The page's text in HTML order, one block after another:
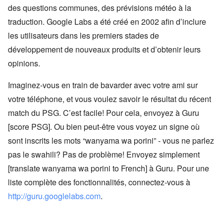
des questions communes, des prévisions météo à la
traduction. Google Labs a été créé en 2002 afin d’inclure
les utilisateurs dans les premiers stades de
développement de nouveaux produits et d’obtenir leurs
opinions.
Imaginez-vous en train de bavarder avec votre ami sur
votre téléphone, et vous voulez savoir le résultat du récent
match du PSG. C’est facile! Pour cela, envoyez à Guru
[score PSG]. Ou bien peut-être vous voyez un signe où
sont inscrits les mots “wanyama wa porini” - vous ne parlez
pas le swahili? Pas de problème! Envoyez simplement
[translate wanyama wa porini to French] à Guru. Pour une
liste complète des fonctionnalités, connectez-vous à
http://guru.googlelabs.com.